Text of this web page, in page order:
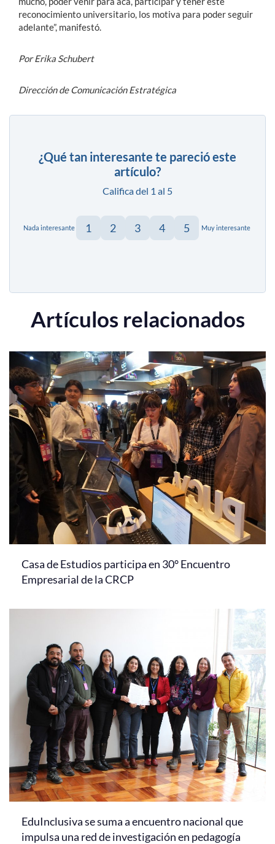
reconocimiento universitario, los motiva para poder seguir
adelante”, manifestó.
Por Erika Schubert
Dirección de Comunicación Estratégica
¿Qué tan interesante te pareció este
artículo?
Califica del 1 al 5
Nada interesante 1 2 3 4 5 Muy interesante
Artículos relacionados
Casa de Estudios participa en 30° Encuentro
Empresarial de la CRCP
EduInclusiva se suma a encuentro nacional que
impulsa una red de investigación en pedagogía